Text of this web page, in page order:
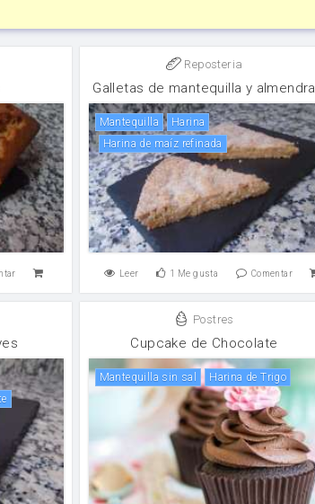
Reposteria
Galletas de mantequilla y almendra
mantequilla
harina
Harina de maíz refinada
Leer 1 Me gusta Comentar
Postres
Cupcake de Chocolate
mantequilla sin sal Harina de Trigo